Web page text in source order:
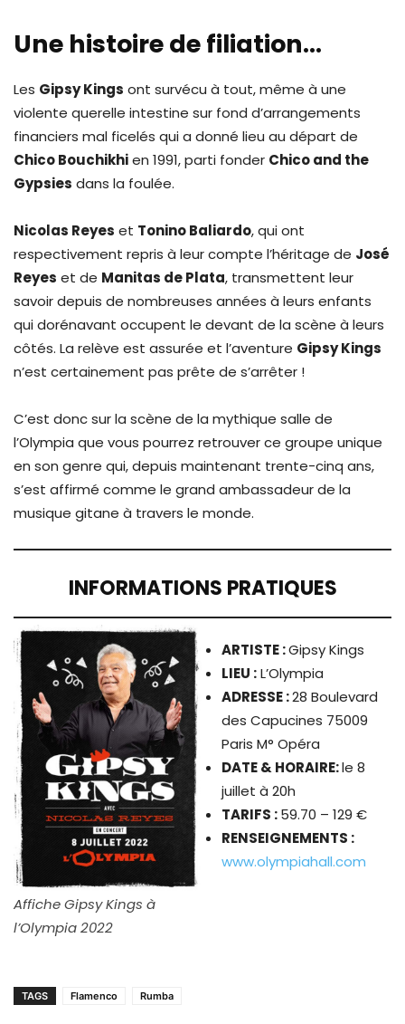
Une histoire de filiation…
Les Gipsy Kings ont survécu à tout, même à une
violente querelle intestine sur fond d’arrangements
financiers mal ficelés qui a donné lieu au départ de
Chico Bouchikhien 1991, parti fonder Chico and the
Gypsies dans la foulée.
Nicolas Reyes et Tonino Baliardo, qui ont
respectivement repris à leur compte l’héritage de José
Reyes et de Manitas de Plata, transmettent leur
savoir depuis de nombreuses années à leurs enfants
qui dorénavant occupent le devant de la scène à leurs
côtés. La relève est assurée et l’aventure Gipsy Kings
n’est certainement pas prête de s’arrêter !
C’est donc sur la scène de la mythique salle de
l’Olympia que vous pourrez retrouver ce groupe unique
en son genre qui, depuis maintenant trente-cinq ans,
s’est affirmé comme le grand ambassadeur de la
musique gitane à travers le monde.
INFORMATIONS PRATIQUES
Affiche Gipsy Kings à
l’Olympia 2022
ARTISTE:Gipsy Kings
LIEU :L’Olympia
ADRESSE :28 Boulevard
des Capucines 75009
Paris M° Opéra
DATE & HORAIRE:le 8
juillet à 20h
TARIFS :59.70 – 129 €
RENSEIGNEMENTS :
www.olympiahall.com
TAGS Flamenco Rumba